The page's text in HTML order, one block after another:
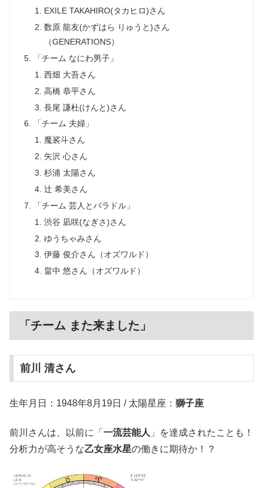
EXILE TAKAHIRO(タカヒロ)さん
数原 龍友(かずはら りゅうと)さん
（GENERATIONS）
「チーム なにわ男子」
西畑 大吾さん
高橋 恭平さん
長尾 謙杜(けんと)さん
「チーム 夫婦」
魔裟斗さん
矢沢 心さん
杉浦 太陽さん
辻 希美さん
「チーム 芸人とバラドル」
渋谷 凪咲(なぎさ)さん
ゆうちゃみさん
伊藤 俊介さん（オズワルド）
畠中 悠さん（オズワルド）
「チーム また来ました」
前川 清さん
生年月日：1948年8月19日 / 太陽星座： 獅子座
前川さんは、以前に「 一流芸能人 」を達成されたことも！
分析力が高そうな乙女座水星の働きに期待か！？